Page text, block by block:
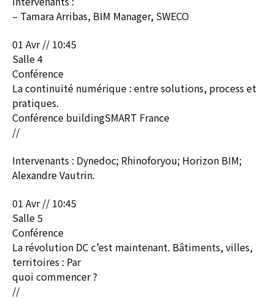
– Tamara Arribas, BIM Manager, SWECO
01 Avr // 10:45
Salle 4
Conférence
La continuité numérique : entre solutions, process et
pratiques.
Conférence buildingSMART France
//
Intervenants : Dynedoc; Rhinoforyou; Horizon BIM;
Alexandre Vautrin.
01 Avr // 10:45
Salle 5
Conférence
La révolution DC c’est maintenant. Bâtiments, villes,
territoires : Par
quoi commencer ?
//